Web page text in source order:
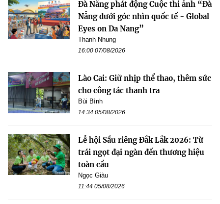
Đà Nẵng phát động Cuộc thi ảnh “Đà
Nẵng dưới góc nhìn quốc tế - Global
Eyes on Da Nang”
Thanh Nhung
16:00 07/08/2026
Lào Cai: Giữ nhịp thể thao, thêm sức
cho công tác thanh tra
Bùi Bình
14:34 05/08/2026
Lễ hội Sầu riêng Đắk Lắk 2026: Từ
trái ngọt đại ngàn đến thương hiệu
toàn cầu
Ngọc Giàu
11:44 05/08/2026